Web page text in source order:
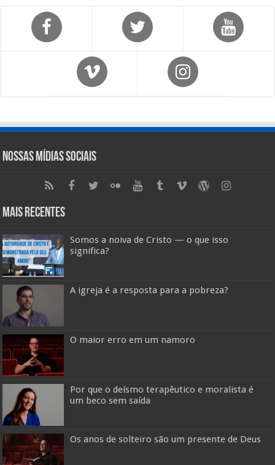
Nossas Mídias Sociais
Mais Recentes
Somos a noiva de Cristo — o que isso
significa?
A igreja é a resposta para a pobreza?
O maior erro em um namoro
Por que o deísmo terapêutico e moralista é
um beco sem saída
Os anos de solteiro são um presente de Deus